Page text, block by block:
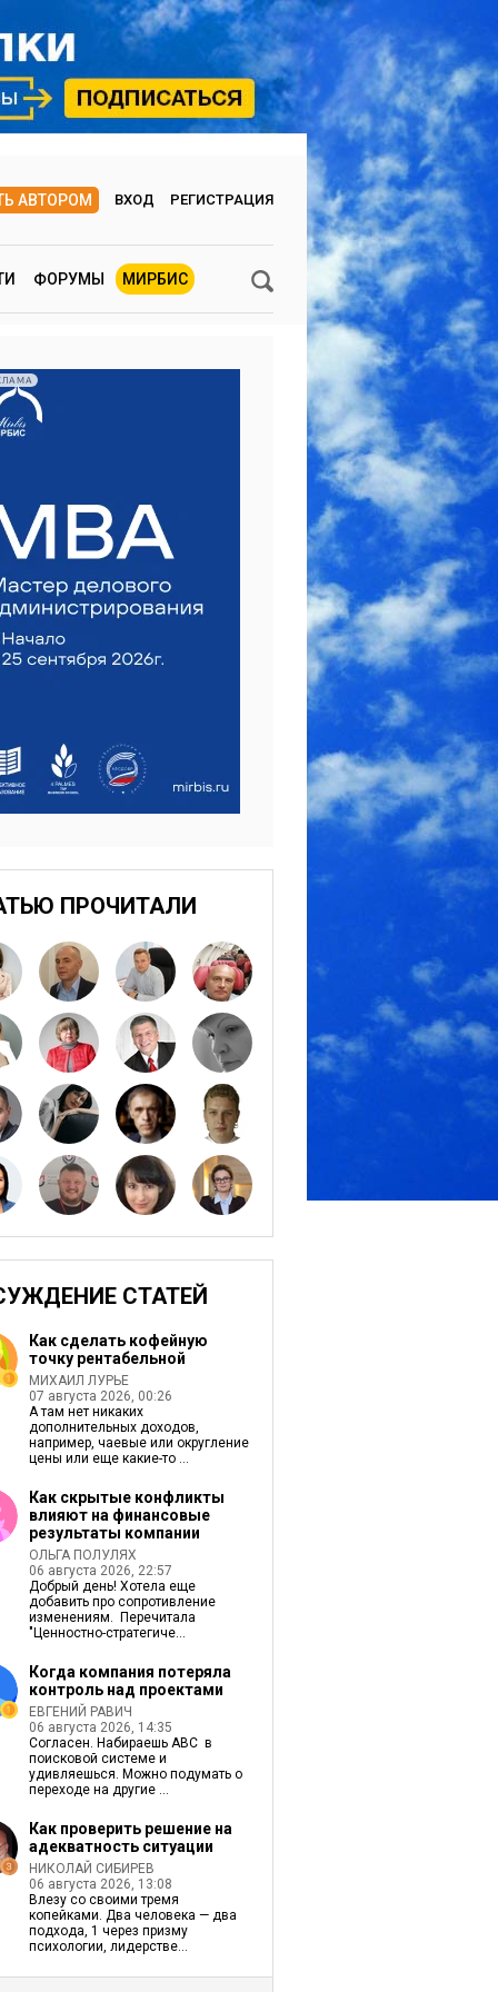
АВТОРОМ ВХОД РЕГИСТРАЦИЯ
ФОРУМЫ МИРБИС
ПРОЧИТАЛИ
СТАТЕЙ
Как сделать кофейную
точку рентабельной
МИХАИЛ ЛУРЬЕ
07 августа 2026, 00:26
А там нет никаких
дополнительных доходов,
например, чаевые или округление
цены или еще какие-то ...
Как скрытые конфликты
влияют на финансовые
результаты компании
ОЛЬГА ПОЛУЛЯХ
06 августа 2026, 22:57
Добрый день! Хотела еще
добавить про сопротивление
изменениям. Перечитала
"Ценностно-стратегиче...
Когда компания потеряла
контроль над проектами
ЕВГЕНИЙ РАВИЧ
06 августа 2026, 14:35
Согласен. Набираешь ABC в
поисковой системе и
удивляешься. Можно подумать о
переходе на другие ...
Как проверить решение на
адекватность ситуации
НИКОЛАЙ СИБИРЕВ
06 августа 2026, 13:08
Влезу со своими тремя
копейками. Два человека — два
подхода, 1 через призму
психологии, лидерстве...